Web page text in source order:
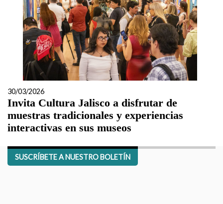
30/03/2026
Invita Cultura Jalisco a disfrutar de
muestras tradicionales y experiencias
interactivas en sus museos
SUSCRÍBETE A NUESTRO BOLETÍN